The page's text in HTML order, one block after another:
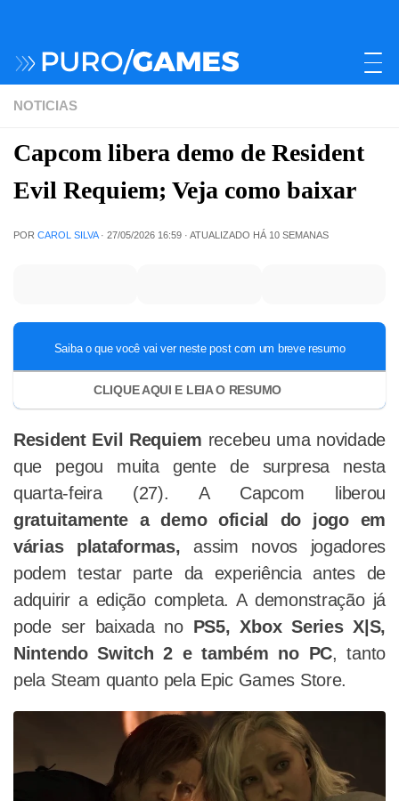
NOTICIAS
Capcom libera demo de Resident
Evil Requiem; Veja como baixar
POR CAROL SILVA · 27/05/2026 16:59 · ATUALIZADO HÁ 10 SEMANAS
Resident Evil Requiem recebeu uma novidade
que pegou muita gente de surpresa nesta
quarta-feira (27). A Capcom liberou
gratuitamente a demo oficial do jogo em
várias plataformas, assim novos jogadores
podem testar parte da experiência antes de
adquirir a edição completa. A demonstração já
pode ser baixada no PS5, Xbox Series X|S,
Nintendo Switch 2 e também no PC, tanto
pela Steam quanto pela Epic Games Store.